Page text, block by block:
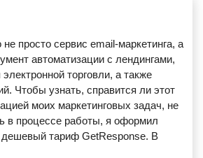
просто сервис email-маркетинга, а
автоматизации с лендингами,
торговли, а также
Чтобы узнать, справится ли этот
моих маркетинговых задач, не
в процессе работы, я оформил
тариф GetResponse. В